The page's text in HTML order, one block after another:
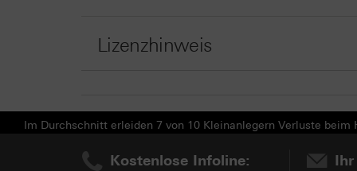
Lizenzhinweis
Im Durchschnitt erleiden 7 von 10 Kleinanlegern Verluste
Kostenlose Infoline: